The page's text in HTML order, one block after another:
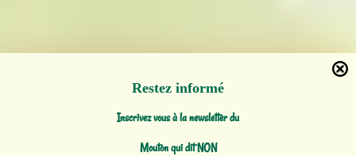
Restez informé
Inscrivez vous à la newsletter du
Mouton qui dit NON